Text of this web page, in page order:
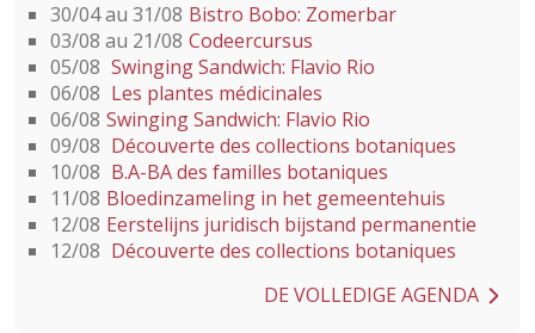
30/04 au 31/08 Bistro Bobo: Zomerbar
03/08 au 21/08 Codeercursus
05/08 Swinging Sandwich: Flavio Rio
06/08 Les plantes médicinales
06/08 Swinging Sandwich: Flavio Rio
09/08 Découverte des collections botaniques
10/08 B.A-BA des familles botaniques
11/08 Bloedinzameling in het gemeentehuis
12/08 Eerstelijns juridisch bijstand permanentie
12/08 Découverte des collections botaniques
DE VOLLEDIGE AGENDA